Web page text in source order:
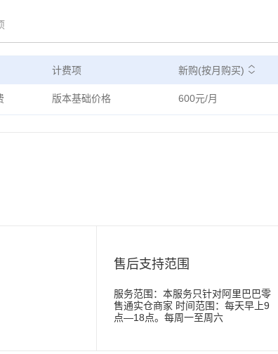
计费项 新购(按月购买)
版本基础价格 600元/月
售后支持范围
服务范围：本服务只针对阿里巴巴零
售通实仓商家 时间范围：每天早上9
点—18点。每周一至周六